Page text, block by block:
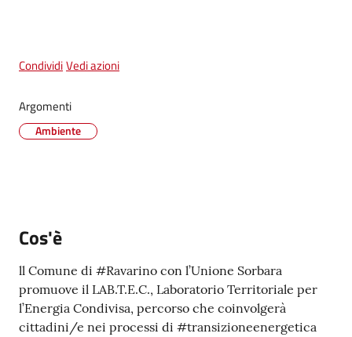
su
CondividiVedi azioni
Argomenti
Ambiente
Cos'è
ll Comune di #Ravarino con l’Unione Sorbara
promuove il LAB.T.E.C., Laboratorio Territoriale per
l’Energia Condivisa, percorso che coinvolgerà
cittadini/e nei processi di #transizioneenergetica